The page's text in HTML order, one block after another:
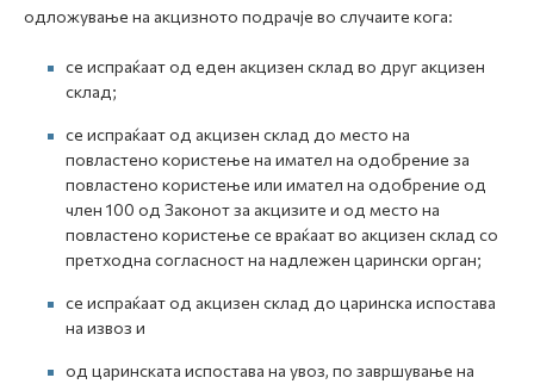
одложување на акцизното подрачје во случаите кога:
се испраќаат од еден акцизен склад во друг акцизен
склад;
се испраќаат од акцизен склад до место на
повластено користење на имател на одобрение за
повластено користење или имател на одобрение од
член 100 од Законот за акцизите и од место на
повластено користење се враќаат во акцизен склад со
претходна согласност на надлежен царински орган;
се испраќаат од акцизен склад до царинска испостава
на извоз и
од царинската испостава на увоз, по завршување на